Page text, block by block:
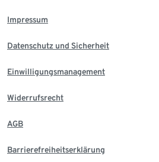
Impressum
Datenschutz und Sicherheit
Einwilligungsmanagement
Widerrufsrecht
AGB
Barrierefreiheitserklärung